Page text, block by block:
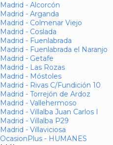
Madrid - Alcorcón
Madrid - Arganda
Madrid - Colmenar Viejo
Madrid - Coslada
Madrid - Fuenlabrada
Madrid - Fuenlabrada el Naranjo
Madrid - Getafe
Madrid - Las Rozas
Madrid - Móstoles
Madrid - Rivas C/Fundición 10
Madrid - Torrejón de Ardoz
Madrid - Vallehermoso
Madrid - Villalba Juan Carlos I
Madrid - Villalba P29
Madrid - Villaviciosa
OcasionPlus - HUMANES